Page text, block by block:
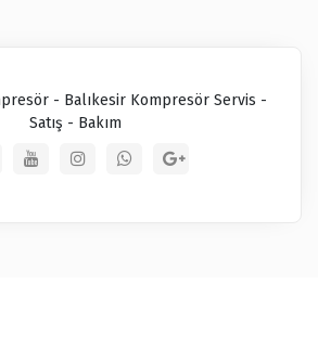
- Balıkesir Kompresör Servis -
Satış - Bakım